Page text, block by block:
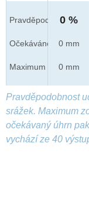
Pravděpod.
Očekáváno
Maximum
0 %
0 mm
0 mm
Pravděpodobnost
srážek. Maximum
očekávaný úhrn
vychází ze 40